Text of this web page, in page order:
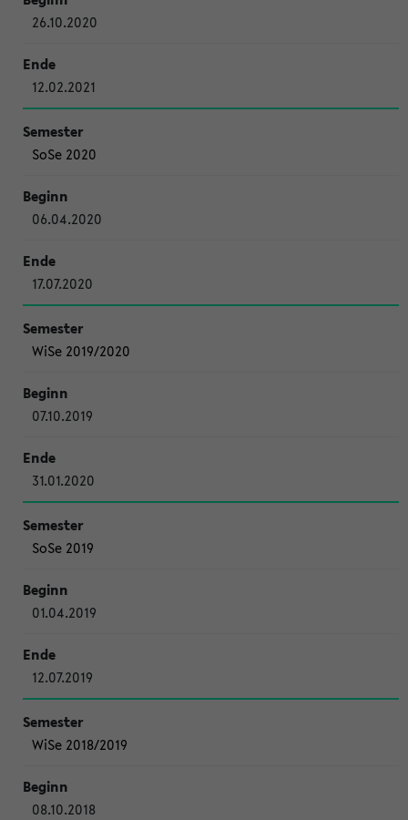
26.10.2020
12.02.2021
SoSe 2020
06.04.2020
17.07.2020
WiSe 2019/2020
07.10.2019
31.01.2020
SoSe 2019
01.04.2019
12.07.2019
WiSe 2018/2019
08.10.2018